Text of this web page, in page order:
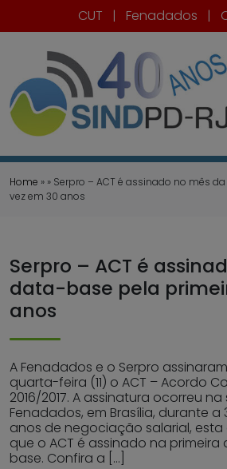
CUT | Fenadados |
Home » » Serpro – ACT é assinado no mês
vez em 30 anos
Serpro – ACT é
data-base pela
anos
A Fenadados e o Serpro
quarta-feira (11) o ACT – Acordo
2016/2017. A assinatura ocorreu
Fenadados, em Brasília, durante a
anos de negociação salarial, esta
que o ACT é assinado na
base. Confira a […]